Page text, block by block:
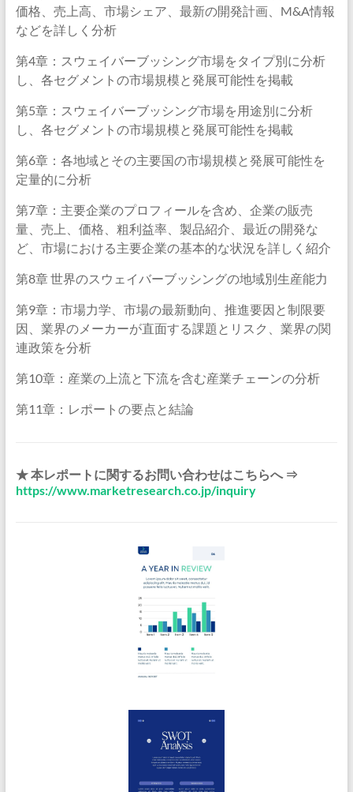
価格、売上高、市場シェア、最新の開発計画、M&A情報
などを詳しく分析
第4章：スウェイバーブッシング市場をタイプ別に分析
し、各セグメントの市場規模と発展可能性を掲載
第5章：スウェイバーブッシング市場を用途別に分析
し、各セグメントの市場規模と発展可能性を掲載
第6章：各地域とその主要国の市場規模と発展可能性を
定量的に分析
第7章：主要企業のプロフィールを含め、企業の販売
量、売上、価格、粗利益率、製品紹介、最近の開発な
ど、市場における主要企業の基本的な状況を詳しく紹介
第8章 世界のスウェイバーブッシングの地域別生産能力
第9章：市場力学、市場の最新動向、推進要因と制限要
因、業界のメーカーが直面する課題とリスク、業界の関
連政策を分析
第10章：産業の上流と下流を含む産業チェーンの分析
第11章：レポートの要点と結論
★ 本レポートに関するお問い合わせはこちらへ ⇒
https://www.marketresearch.co.jp/inquiry